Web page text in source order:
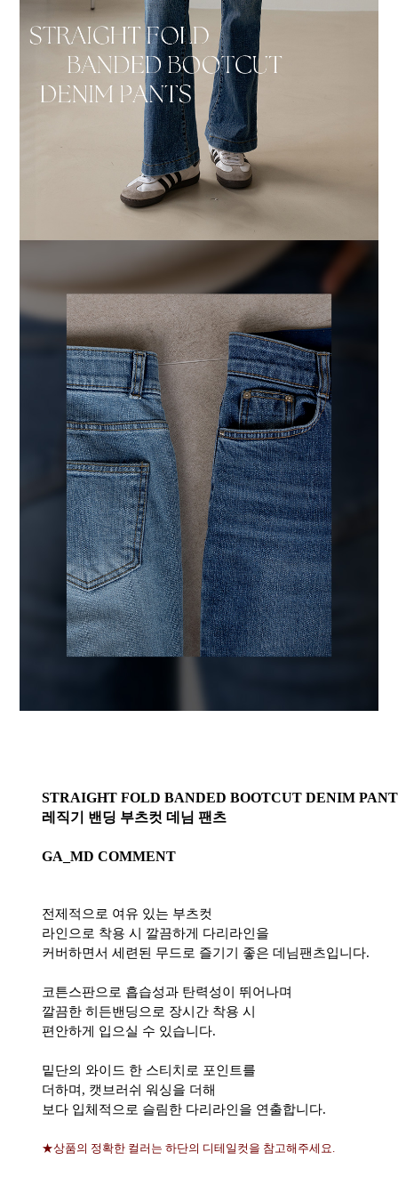
STRAIGHT FOLD BANDED BOOTCUT DENIM
레직기 밴딩 부츠컷 데님 팬츠
GA_MD COMMENT
전제적으로 여유 있는 부츠컷
라인으로 착용 시 깔끔하게 다리라인을
커버하면서 세련된 무드로 즐기기 좋은 데님팬츠입니다.
코튼스판으로 흡습성과 탄력성이 뛰어나며
깔끔한 히든밴딩으로 장시간 착용 시
편안하게 입으실 수 있습니다.
밑단의 와이드 한 스티치로 포인트를
더하며, 캣브러쉬 워싱을 더해
보다 입체적으로 슬림한 다리라인을 연출합니다.
★상품의 정확한 컬러는 하단의 디테일컷을 참고해주세요.